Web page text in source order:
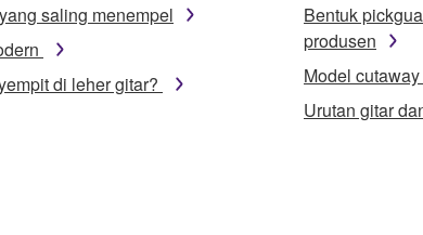
saling menempel
di leher gitar?
Bentuk
produsen
Model
Urutan gitar